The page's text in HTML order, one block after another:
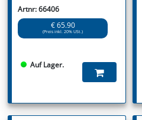
Artnr: 66406
€ 65.90
(Preis inkl. 20% USt.)
Auf Lager.